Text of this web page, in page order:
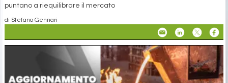
puntano a riequilibrare il mercato
di Stefano Gennari